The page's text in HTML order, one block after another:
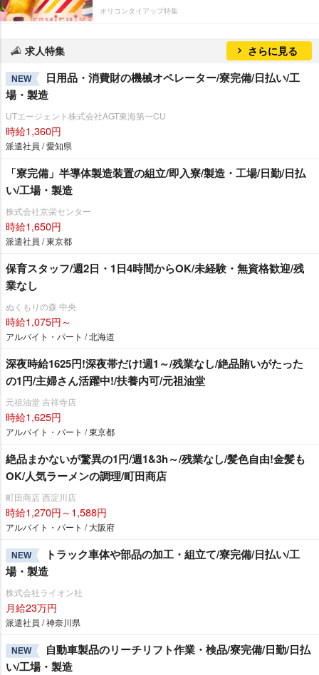
オリコンタイアップ特集
求人特集 さらに見る
NEW
日用品・消費財の機械オペレーター/寮完備/日払い/工
場・製造
UTエージェント株式会社AGT東海第一CU
時給1,360円
派遣社員 / 愛知県
「寮完備」半導体製造装置の組立/即入寮/製造・工場/日勤/日払
い/工場・製造
株式会社京栄センター
時給1,650円
派遣社員 / 東京都
保育スタッフ/週2日・1日4時間からOK/未経験・無資格歓迎/残
業なし
ぬくもりの森 中央
時給1,075円～
アルバイト・パート / 北海道
深夜時給1625円!深夜帯だけ!週1～/残業なし/絶品賄いがたった
の1円/主婦さん活躍中!/扶養内可/元祖油堂
元祖油堂 吉祥寺店
時給1,625円
アルバイト・パート / 東京都
絶品まかないが驚異の1円/週1&3h～/残業なし/髪色自由!金髪も
OK/人気ラーメンの調理/町田商店
町田商店 西淀川店
時給1,270円～1,588円
アルバイト・パート / 大阪府
NEW
トラック車体や部品の加工・組立て/寮完備/日払い/工
場・製造
株式会社ライオン社
月給23万円
派遣社員 / 神奈川県
NEW
自動車製品のリーチリフト作業・検品/寮完備/日勤/日払
い/工場・製造